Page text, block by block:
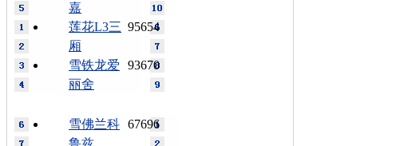
嘉
95654
莲花L3三
厢
93670
雪铁龙爱
丽舍
67696
雪佛兰科